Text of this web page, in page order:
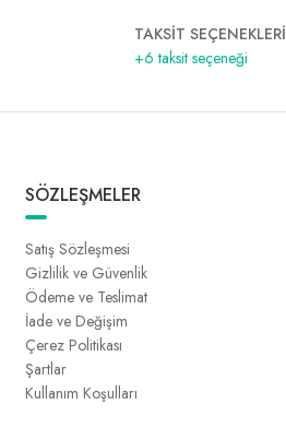
TAKSİT SEÇENEKLERİ
+6 taksit seçeneği
SÖZLEŞMELER
Satış Sözleşmesi
Gizlilik ve Güvenlik
Ödeme ve Teslimat
İade ve Değişim
Çerez Politikası
Şartlar
Kullanım Koşulları